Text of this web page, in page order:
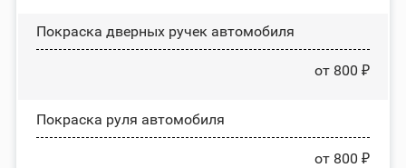
Покраска дверных ручек автомобиля
от 800 ₽
Покраска руля автомобиля
от 800 ₽